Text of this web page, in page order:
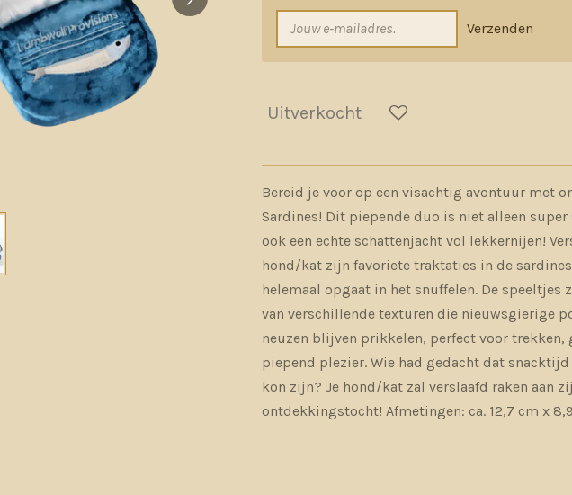
Verzenden
Uitverkocht
Bereid je voor op een visachtig avontuur met
Sardines! Dit piepende duo is niet alleen
ook een echte schattenjacht vol lekkernijen!
hond/kat zijn favoriete traktaties in de
helemaal opgaat in het snuffelen. De speeltjes
van verschillende texturen die nieuwsgierige
neuzen blijven prikkelen, perfect voor trekken,
piepend plezier. Wie had gedacht dat snacktijd
kon zijn? Je hond/kat zal verslaafd raken aan
ontdekkingstocht! Afmetingen: ca. 12,7 cm x